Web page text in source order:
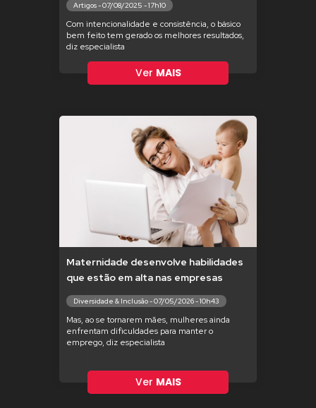
Artigos - 07/08/2025 - 17h10
Com intencionalidade e consistência, o básico
bem feito tem gerado os melhores resultados,
diz especialista
Ver MAIS
Maternidade desenvolve habilidades
que estão em alta nas empresas
Diversidade & Inclusão - 07/05/2026 - 10h43
Mas, ao se tornarem mães, mulheres ainda
enfrentam dificuldades para manter o
emprego, diz especialista
Ver MAIS